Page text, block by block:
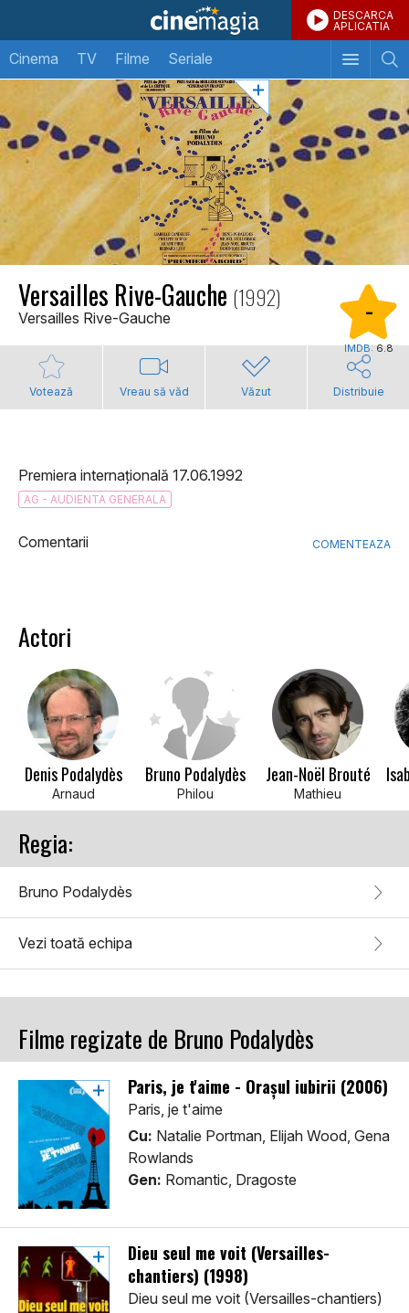
DESCARCA
APLICATIA
Cinema TV Filme Seriale
Versailles Rive-Gauche (1992)
Versailles Rive-Gauche -
IMDB:6.8
Votează Vreau să văd Văzut Distribuie
Premiera internațională 17.06.1992
AG - AUDIENTA GENERALA
Comentarii COMENTEAZA
Actori
Denis Podalydès
Arnaud
Bruno Podalydès
Philou
Jean-Noël Brouté
Mathieu
Regia:
Bruno Podalydès
Vezi toată echipa
Filme regizate de Bruno Podalydès
Paris, je t'aime - Orașul iubirii (2006)
Paris, je t'aime
Cu: Natalie Portman, Elijah Wood, Gena
Rowlands
Gen: Romantic, Dragoste
Dieu seul me voit (Versailles-
chantiers) (1998)
Dieu seul me voit (Versailles-chantiers)